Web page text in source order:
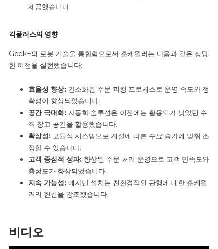
제공했습니다.
긱플러스의 영향
Geek+의 로봇 기술을 통합함으로써 훈케묄러는 다음과 같은 상당
한 이점을 실현했습니다:
효율성 향상: 간소화된 주문 피킹 프로세스로 운영 속도와 정
확성이 향상되었습니다.
공간 극대화: 자동화 솔루션은 이전에는 활용도가 낮았던 수
직 창고 공간을 활용했습니다.
확장성: 모듈식 시스템으로 계절에 따른 수요 증가에 맞춰 조
정할 수 있습니다.
고객 중심적 성과: 향상된 주문 처리 운영으로 고객 만족도와
충성도가 향상되었습니다.
지속 가능성: 메자닌 설치는 친환경적인 관행에 대한 훈케묄
러의 헌신을 강조했습니다.
비디오